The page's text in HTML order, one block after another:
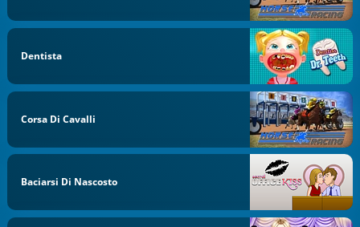
Dentista
Corsa Di Cavalli
Baciarsi Di Nascosto